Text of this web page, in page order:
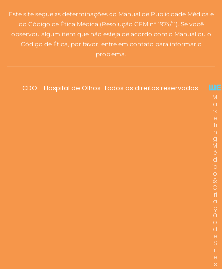
Este site segue as determinações do Manual de Publicidade Médica e
do Código de Ética Médica (Resolução CFM nº 1974/11). Se você
observou algum item que não esteja de acordo com o Manual ou o
Código de Ética, por favor, entre em contato para informar o
problema.
CDO - Hospital de Olhos. Todos os direitos reservados.
M
a
rk
e
ti
n
g
M
é
d
ic
o
&
C
ri
a
ç
ã
o
d
e
S
it
e
s